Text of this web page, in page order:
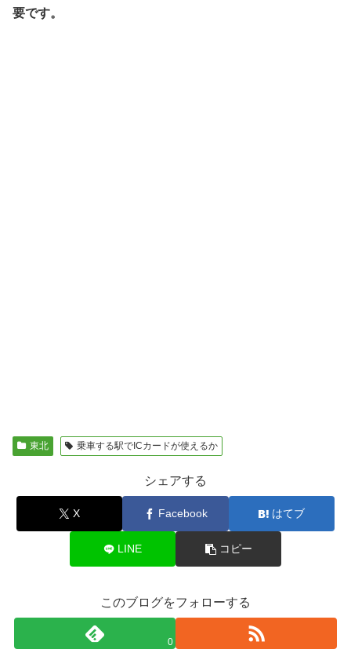
要です。
東北 乗車する駅でICカードが使えるか
シェアする
X Facebook はてブ
LINE コピー
このブログをフォローする
0